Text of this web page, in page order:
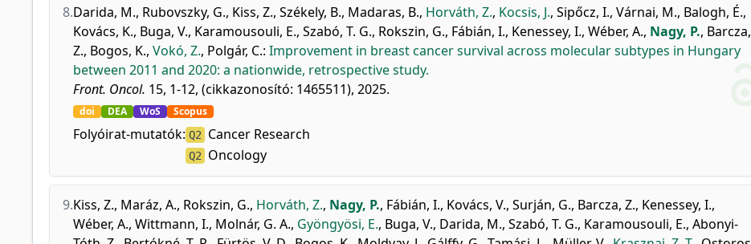
8.Darida, M., Rubovszky, G., Kiss, Z., Székely, B., Madaras, B., Horváth, Z., Kocsis, J., Sipőcz, I., Várnai, M., Balogh, É.,
Kovács, K., Buga, V., Karamousouli, E., Szabó, T. G., Rokszin, G., Fábián, I., Kenessey, I., Wéber, A., Nagy, P., Barcza,
Z., Bogos, K., Vokó, Z., Polgár, C.: Improvement in breast cancer survival across molecular subtypes in Hungary
between 2011 and 2020: a nationwide, retrospective study.
Front. Oncol. 15, 1-12, (cikkazonosító: 1465511), 2025.
doi DEA WoS Scopus
Folyóirat-mutatók: Q2 Cancer Research
Q2 Oncology
9.Kiss, Z., Maráz, A., Rokszin, G., Horváth, Z., Nagy, P., Fábián, I., Kovács, V., Surján, G., Barcza, Z., Kenessey, I.,
Wéber, A., Wittmann, I., Molnár, G. A., Gyöngyösi, E., Buga, V., Darida, M., Szabó, T. G., Karamousouli, E., Abonyi-